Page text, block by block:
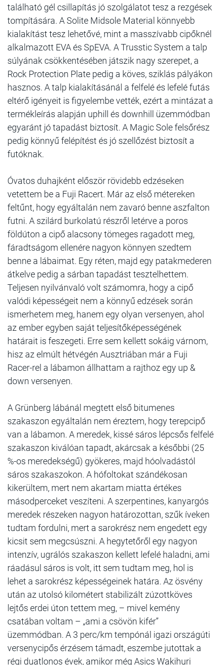
található gél csillapítás jó szolgálatot tesz a rezgések
tompítására. A Solite Midsole Material könnyebb
kialakítást tesz lehetővé, mint a masszívabb cipőknél
alkalmazott EVA és SpEVA. A Trusstic System a talp
súlyának csökkentésében játszik nagy szerepet, a
Rock Protection Plate pedig a köves, sziklás pályákon
hasznos. A talp kialakításánál a felfelé és lefelé futás
eltérő igényeit is figyelembe vették, ezért a mintázat a
termékleírás alapján uphill és downhill üzemmódban
egyaránt jó tapadást biztosít. A Magic Sole felsőrész
pedig könnyű felépítést és jó szellőzést biztosít a
futóknak.
Óvatos duhajként először rövidebb edzéseken
vetettem be a Fuji Racert. Már az első métereken
feltűnt, hogy egyáltalán nem zavaró benne aszfalton
futni. A szilárd burkolatú részről letérve a poros
földúton a cipő alacsony tömeges ragadott meg,
fáradtságom ellenére nagyon könnyen szedtem
benne a lábaimat. Egy réten, majd egy patakmederen
átkelve pedig a sárban tapadást tesztelhettem.
Teljesen nyilvánvaló volt számomra, hogy a cipő
valódi képességeit nem a könnyű edzések során
ismerhetem meg, hanem egy olyan versenyen, ahol
az ember egyben saját teljesítőképességének
határait is feszegeti. Erre sem kellett sokáig várnom,
hisz az elmúlt hétvégén Ausztriában már a Fuji
Racer-rel a lábamon állhattam a rajthoz egy up &
down versenyen.
A Grünberg lábánál megtett első bitumenes
szakaszon egyáltalán nem éreztem, hogy terepcipő
van a lábamon. A meredek, kissé sáros lépcsős felfelé
szakaszon kiválóan tapadt, akárcsak a későbbi (25
%-os meredekségű) gyökeres, majd hóolvadástól
sáros szakaszokon. A hófoltokat szándékosan
kikerültem, mert nem akartam miatta értékes
másodperceket veszíteni. A szerpentines, kanyargós
meredek részeken nagyon határozottan, szűk íveken
tudtam fordulni, mert a sarokrész nem engedett egy
kicsit sem megcsúszni. A hegytetőről egy nagyon
intenzív, ugrálós szakaszon kellett lefelé haladni, ami
ráadásul sáros is volt, itt sem tudtam meg, hol is
lehet a sarokrész képességeinek határa. Az ösvény
után az utolsó kilométert stabilizált zúzottköves
lejtős erdei úton tettem meg, – mivel kemény
csatában voltam – „ami a csövön kifér”
üzemmódban. A 3 perc/km tempónál igazi országúti
versenycipős érzésem támadt, eszembe jutottak a
régi duatlonos évek, amikor még Asics Wakihuri